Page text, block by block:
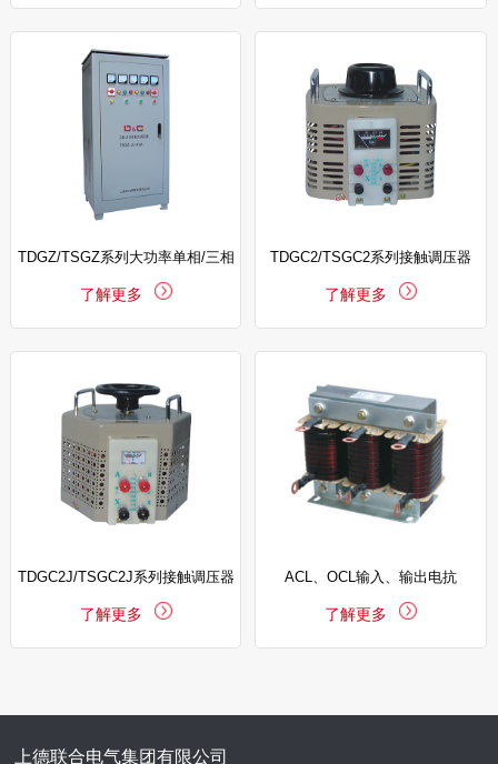
TDGZ/TSGZ系列大功率单相/三相
柱式电动调压器
了解更多
TDGC2/TSGC2系列接触调压器
了解更多
TDGC2J/TSGC2J系列接触调压器
了解更多
ACL、OCL输入、输出电抗
了解更多
上德联合电气集团有限公司